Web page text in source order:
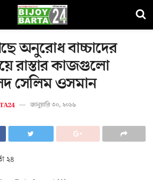
অনুরোধ বাচ্চাদের
রাস্তার কাজগুলো
সেলিম ওসমান
জানুয়ারি ৩০, ২০১৬
২৪